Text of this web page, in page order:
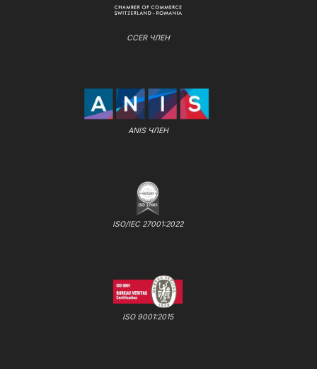
CCER ЧЛЕН
ANIS ЧЛЕН
ISO/IEC 27001:2022
ISO 9001:2015